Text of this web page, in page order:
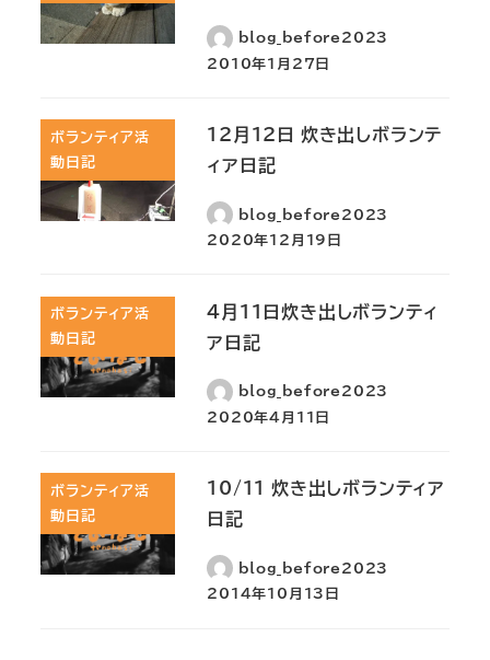
blog_before2023
2010年1月27日
ボランティア活
動日記
12月12日 炊き出しボランテ
ィア日記
blog_before2023
2020年12月19日
ボランティア活
動日記
4月11日炊き出しボランティ
ア日記
blog_before2023
2020年4月11日
ボランティア活
動日記
10/11 炊き出しボランティア
日記
blog_before2023
2014年10月13日